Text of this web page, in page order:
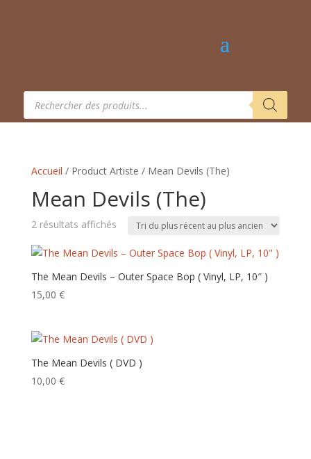
Recherche
produits
Accueil / Product Artiste / Mean Devils (The)
Mean Devils (The)
2 résultats affichésTrié
plus
récent
The Mean Devils – Outer Space Bop ( Vinyl, LP, 10″ )
15,00 €
The Mean Devils ( DVD )
10,00 €